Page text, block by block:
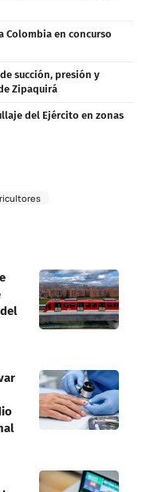
Colombia en concurso
succión, presión y
Zipaquirá
del Ejército en zonas